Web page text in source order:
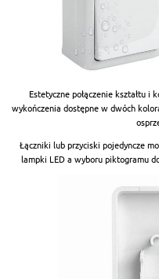
Estetyczne połączenie kształtu i
wykończenia dostępne w dwóch
Łączniki lub przyciski pojedyncze
lampki LED a wyboru piktogramu